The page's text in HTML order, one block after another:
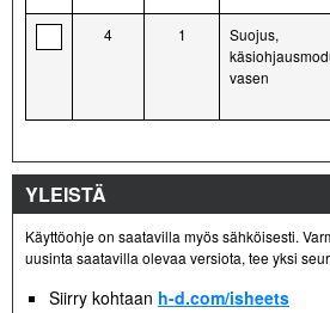
4 1
Suojus,
vasen
YLEISTÄ
Käyttöohje on saatavilla myös sähköisesti.
uusinta saatavilla olevaa versiota, tee yksi
Siirry kohtaan h-d.com/isheets